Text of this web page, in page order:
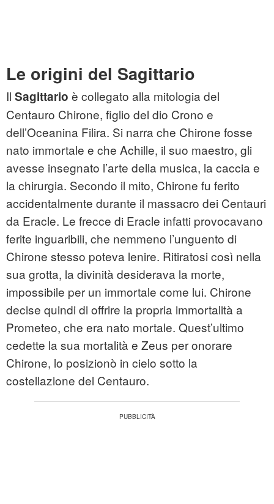
Le origini del Sagittario
Il Sagittario è collegato alla mitologia del
Centauro Chirone, figlio del dio Crono e
dell’Oceanina Filira. Si narra che Chirone fosse
nato immortale e che Achille, il suo maestro, gli
avesse insegnato l’arte della musica, la caccia e
la chirurgia. Secondo il mito, Chirone fu ferito
accidentalmente durante il massacro dei Centauri
da Eracle. Le frecce di Eracle infatti provocavano
ferite inguaribili, che nemmeno l’unguento di
Chirone stesso poteva lenire. Ritiratosi così nella
sua grotta, la divinità desiderava la morte,
impossibile per un immortale come lui. Chirone
decise quindi di offrire la propria immortalità a
Prometeo, che era nato mortale. Quest’ultimo
cedette la sua mortalità e Zeus per onorare
Chirone, lo posizionò in cielo sotto la
costellazione del Centauro.